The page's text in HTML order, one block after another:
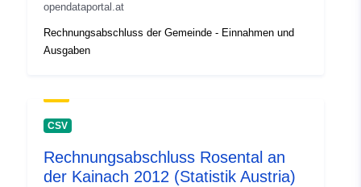
opendataportal.at
Rechnungsabschluss der Gemeinde - Einnahmen und
Ausgaben
CSV
Rechnungsabschluss Rosental an
der Kainach 2012 (Statistik Austria)